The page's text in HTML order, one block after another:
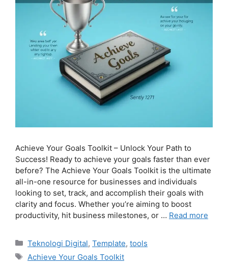
Achieve Your Goals Toolkit – Unlock Your Path to
Success! Ready to achieve your goals faster than ever
before? The Achieve Your Goals Toolkit is the ultimate
all-in-one resource for businesses and individuals
looking to set, track, and accomplish their goals with
clarity and focus. Whether you’re aiming to boost
productivity, hit business milestones, or … Read more
Categories
Teknologi Digital, Template, tools
Tags
Achieve Your Goals Toolkit